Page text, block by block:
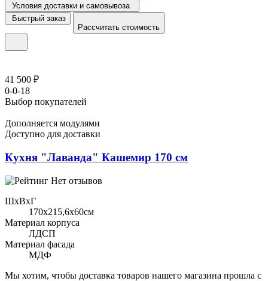
Условия доставки и самовывоза
Быстрый заказ
Рассчитать стоимость
41 500 ₽
0-0-18
Выбор покупателей
Дополняется модулями
Доступно для доставки
Кухня "Лаванда" Кашемир 170 см
Нет отзывов
ШхВхГ
170x215,6х60см
Материал корпуса
ЛДСП
Материал фасада
МДФ
Мы хотим, чтобы доставка товаров нашего магазина прошла с